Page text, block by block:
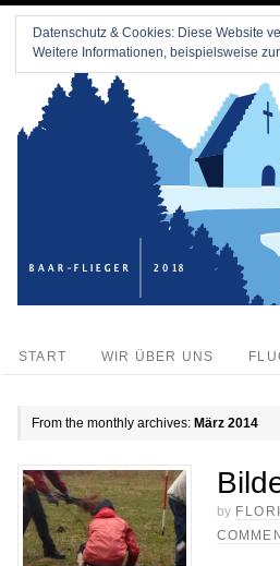
START WIR ÜBER UNS
From the monthly archives: März 2014
by
Datenschutz & Cookies: Diese Website
Weitere Informationen, beispielsweise